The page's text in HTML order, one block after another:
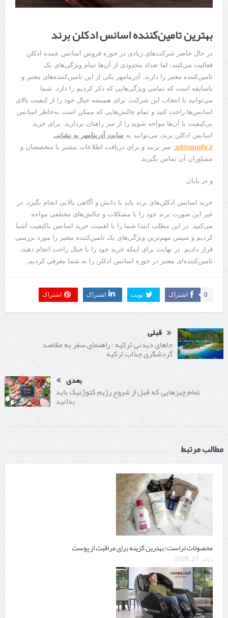
بهترین تامین‌کننده اسانس ادکلن برند
در حال حاضر شرکت‌های زیادی در حوزه فروش اسانس عمده ادکلن
فعالیت می‌کنند، اما تعداد محدودی از آن‌ها تمام ویژگی‌های یک
تامین‌کننده معتبر را دارند. آدرینامهر یکی از این تامین‌کننده‌های معتبر و
باسابقه است که تمامی ویژگی‌هایی که ذکر کردیم را دارد. شما
می‌توانید با انتخاب این شرکت، برای همیشه خیال خود را از کیفیت بالای
اسانس‌‌ها راحت کنید و تمام چالش‌هایی که ممکن است به‌خاطر اسانس
بی‌کیفیت با آن‌ها مواجه شوید را از سر راهتان بردارید. برای خرید
اسانس ادکلن برند، می‌توانید به سایت آدرینامهر به نشانی
adrinamehr.ir
سر بزنید و برای دریافت اطلاعات بیشتر با متخصصان و
مشاوران آن تماس بگیرید.
و در پایان
خرید اسانس ادکلن‌های برند باید با دانش و آگاهی بالایی انجام بگیرد، در
غیر این صورت برند خود را با مشکلات و چالش‌های مختلفی مواجه
می‌کنید. در این مطلب ابتدا شما را با اهمیت خرید اسانس باکیفیت آشنا
کردیم و سپس مهم‌ترین ویژگی‌های یک تامین‌کننده معتبر را مورد بررسی
قرار دادیم. در نهایت برای اینکه خرید خود را با خیال راحت انجام دهید،
تامین‌کننده‌ای معتبر در حوزه اسانس ادکلن را به شما معرفی کردیم.
اشتراک 0 تویت اشتراک اشتراک
قبلی
جاهای دیدنی ترکیه : راهنمای سفر به مقاصد
گردشگری جذاب ترکیه
بعدی
تمام چیزهایی که قبل از شروع رژیم کتوژنیک باید
بدانید‎
مطالب مرتبط
محصولات تراست؛ بهترین گزینه برای مراقبت از پوست
ژوئن 27, 2026